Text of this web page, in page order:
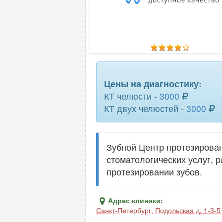
мочевого пузыря
органов малого таза
позвоночника (1 отдел)
пояснично-крестцового отдела
позвоночника
селезенки
сосудов шеи
сустава (1 ед.)
турецкого седла
Цены на диагностику:
КТ челюсти - 3000
КТ двух челюстей - 3000
Зубной Центр
стоматологических
протезировании зубов.
Адрес клиники:
Санкт-Петербург, Подольская д. 1-3-5